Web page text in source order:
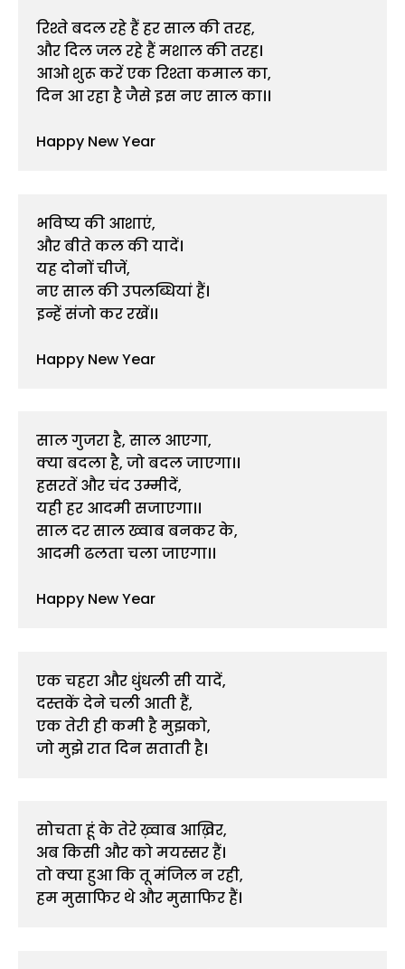
रिश्ते बदल रहे हैं हर साल की तरह,
और दिल जल रहे हैं मशाल की तरह।
आओ शुरू करें एक रिश्ता कमाल का,
दिन आ रहा है जैसे इस नए साल का।।
Happy New Year
भविष्य की आशाएं,
और बीते कल की यादें।
यह दोनों चीजें,
नए साल की उपलब्धियां हैं।
इन्हें संजो कर रखें।।
Happy New Year
साल गुजरा है, साल आएगा,
क्या बदला है, जो बदल जाएगा।।
हसरतें और चंद उम्मीदें,
यही हर आदमी सजाएगा।।
साल दर साल ख्वाब बनकर के,
आदमी ढलता चला जाएगा।।
Happy New Year
एक चहरा और धुंधली सी यादें,
दस्तकें देने चली आती हैं,
एक तेरी ही कमी है मुझको,
जो मुझे रात दिन सताती है।
सोचता हूं के तेरे ख़्वाब आख़िर,
अब किसी और को मयस्सर हैं।
तो क्या हुआ कि तू मंजिल न रही,
हम मुसाफिर थे और मुसाफिर हैं।